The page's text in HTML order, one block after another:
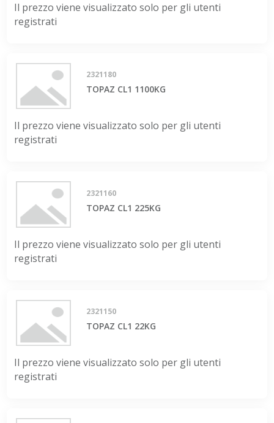
Il prezzo viene visualizzato solo per gli utenti
registrati
2321180
TOPAZ CL1 1100KG
Il prezzo viene visualizzato solo per gli utenti
registrati
2321160
TOPAZ CL1 225KG
Il prezzo viene visualizzato solo per gli utenti
registrati
2321150
TOPAZ CL1 22KG
Il prezzo viene visualizzato solo per gli utenti
registrati